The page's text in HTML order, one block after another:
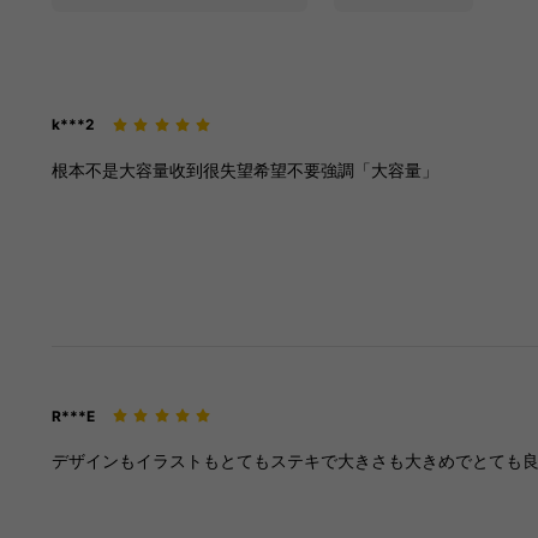
k***2
根本不是大容量收到很失望希望不要強調「大容量」
R***E
デザインもイラストもとてもステキで大きさも大きめでとても良